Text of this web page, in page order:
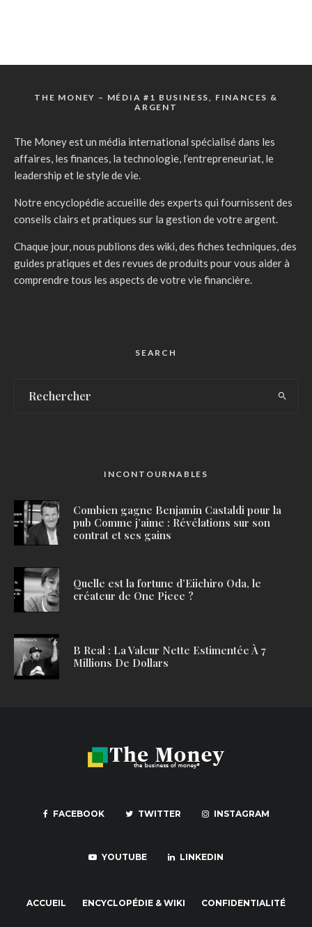
THE MONEY – MÉDIA #1 BUSINESS, FINANCES &
ARGENT
The Money est un média international spécialisé dans les
affaires, les finances, la technologie, l’entrepreneuriat, le
leadership et le style de vie.
Notre encyclopédie accueille des experts qui fournissent des
conseils clairs et pratiques sur la gestion de votre argent.
Chaque jour, nous publions des wiki, des fiches techniques, des
guides pratiques et des revues de produits pour vous aider à
comprendre tous les aspects de votre vie financière.
SEARCH
INCONTOURNABLES
Combien gagne Benjamin Castaldi pour la
pub Comme j’aime : Révélations sur son
contrat et ses gains
Quelle est la fortune d’Eiichiro Oda, le
créateur de One Piece ?
B Real : La Valeur Nette Estimentée À 7
Millions De Dollars
FACEBOOK TWITTER INSTAGRAM
YOUTUBE LINKEDIN
ACCUEIL ENCYCLOPÉDIE & WIKI CONFIDENTIALITÉ